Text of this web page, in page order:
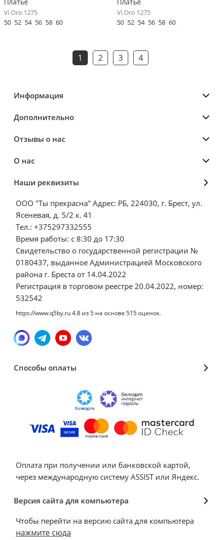
Vi Oro 1275
50 52 54 56 58 60
Vi Oro 1275
50 52 54 56 58 60
1 2 3 4
Информация
Дополнительно
Отзывы о нас
О нас
Наши реквизиты
ООО "Ты прекрасна" Адрес: РБ, 224030, г. Брест, ул.
Ясеневая, д. 5/2 к. 41
Тел.: +375297332555
Время работы: с 8:30 до 17:30
Свидетельство о государственной регистрации №
0180437, выданное Администрацией Московского
района г. Бреста от 14.04.2022
Регистрация в торговом реестре 20.04.2022, номер:
532542
https://www.q5by.ru4.8 из5 на основе 515оценок.
Способы оплаты
Оплата при получении или банковской картой,
через международную систему ASSIST или Яндекс.
Версия сайта для компьютера
Чтобы перейти на версию сайта для компьютера
нажмите сюда